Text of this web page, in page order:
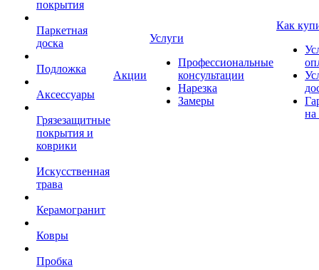
покрытия
Паркетная
доска
Подложка
Аксессуары
Грязезащитные
покрытия и
коврики
Искусственная
трава
Керамогранит
Ковры
Пробка
Акции
Услуги
Профессиональные
консультации
Нарезка
Замеры
Как
на